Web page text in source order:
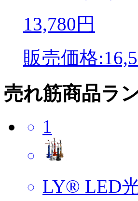
13,780円
販売価格
売れ筋商品ラ
1
LY® LED